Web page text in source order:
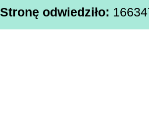
Stronę odwiedziło: